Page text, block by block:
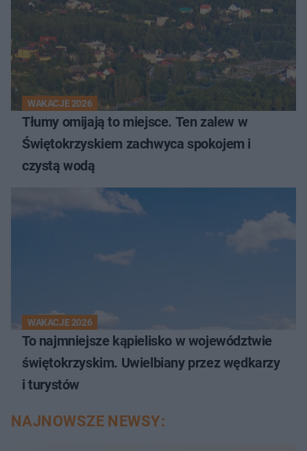
WAKACJE 2026
Tłumy omijają to miejsce. Ten zalew w
Świętokrzyskiem zachwyca spokojem i
czystą wodą
WAKACJE 2026
To najmniejsze kąpielisko w województwie
świętokrzyskim. Uwielbiany przez wędkarzy
i turystów
NAJNOWSZE NEWSY: